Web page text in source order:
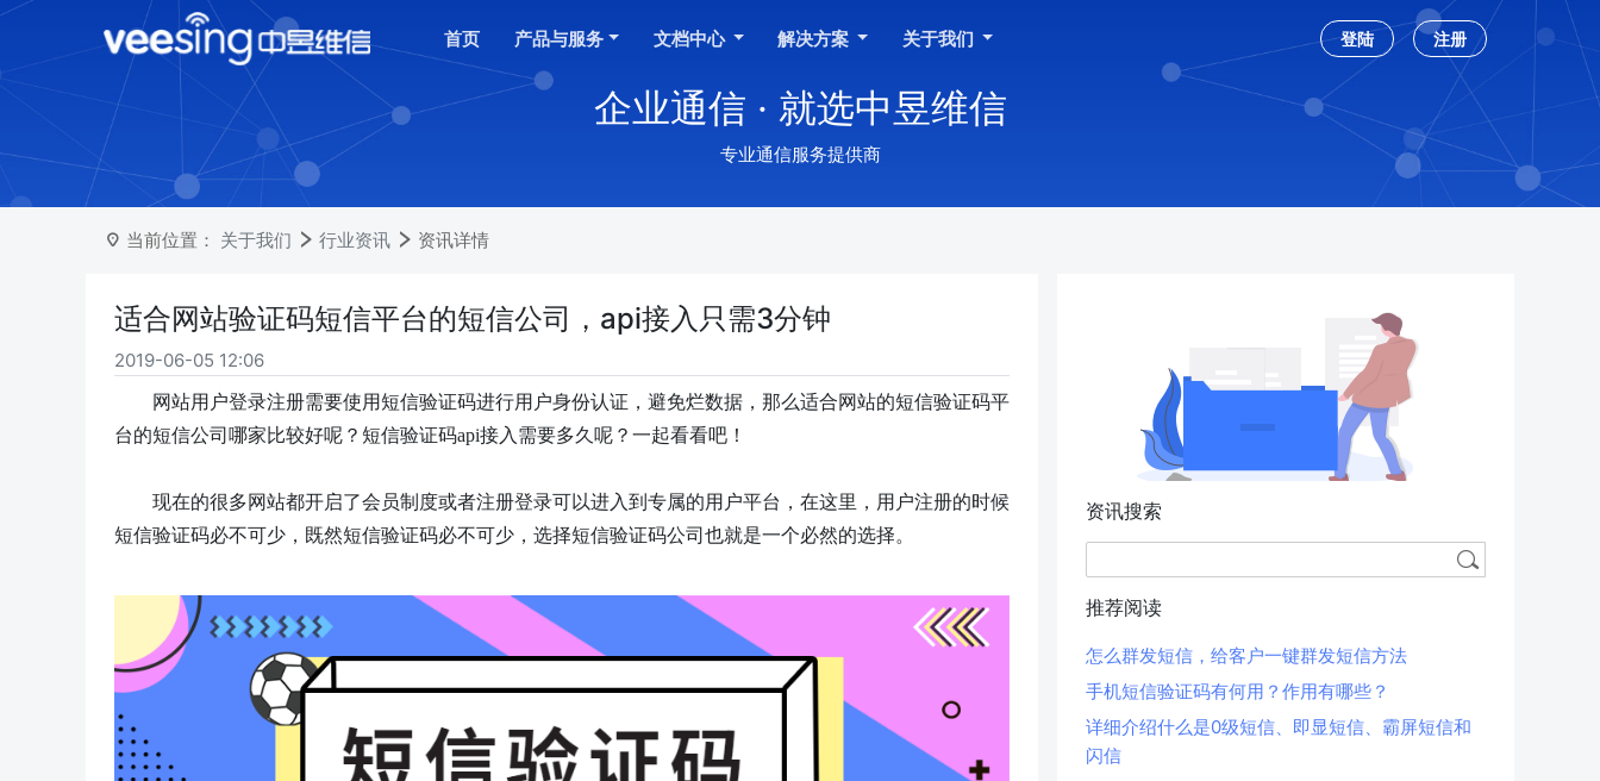
首页 产品与服务 文档中心 解决方案 关于我们 登陆 注册
企业通信 · 就选中昱维信
专业通信服务提供商
当前位置： 关于我们 行业资讯 资讯详情
适合网站验证码短信平台的短信公司，api接入只需3分钟
2019-06-05 12:06
网站用户登录注册需要使用短信验证码进行用户身份认证，避免烂数据，那么适合网站的短信验证码平
台的短信公司哪家比较好呢？短信验证码api接入需要多久呢？一起看看吧！
现在的很多网站都开启了会员制度或者注册登录可以进入到专属的用户平台，在这里，用户注册的时候
短信验证码必不可少，既然短信验证码必不可少，选择短信验证码公司也就是一个必然的选择。
资讯搜索
推荐阅读
怎么群发短信，给客户一键群发短信方法
手机短信验证码有何用？作用有哪些？
详细介绍什么是0级短信、即显短信、霸屏短信和
闪信